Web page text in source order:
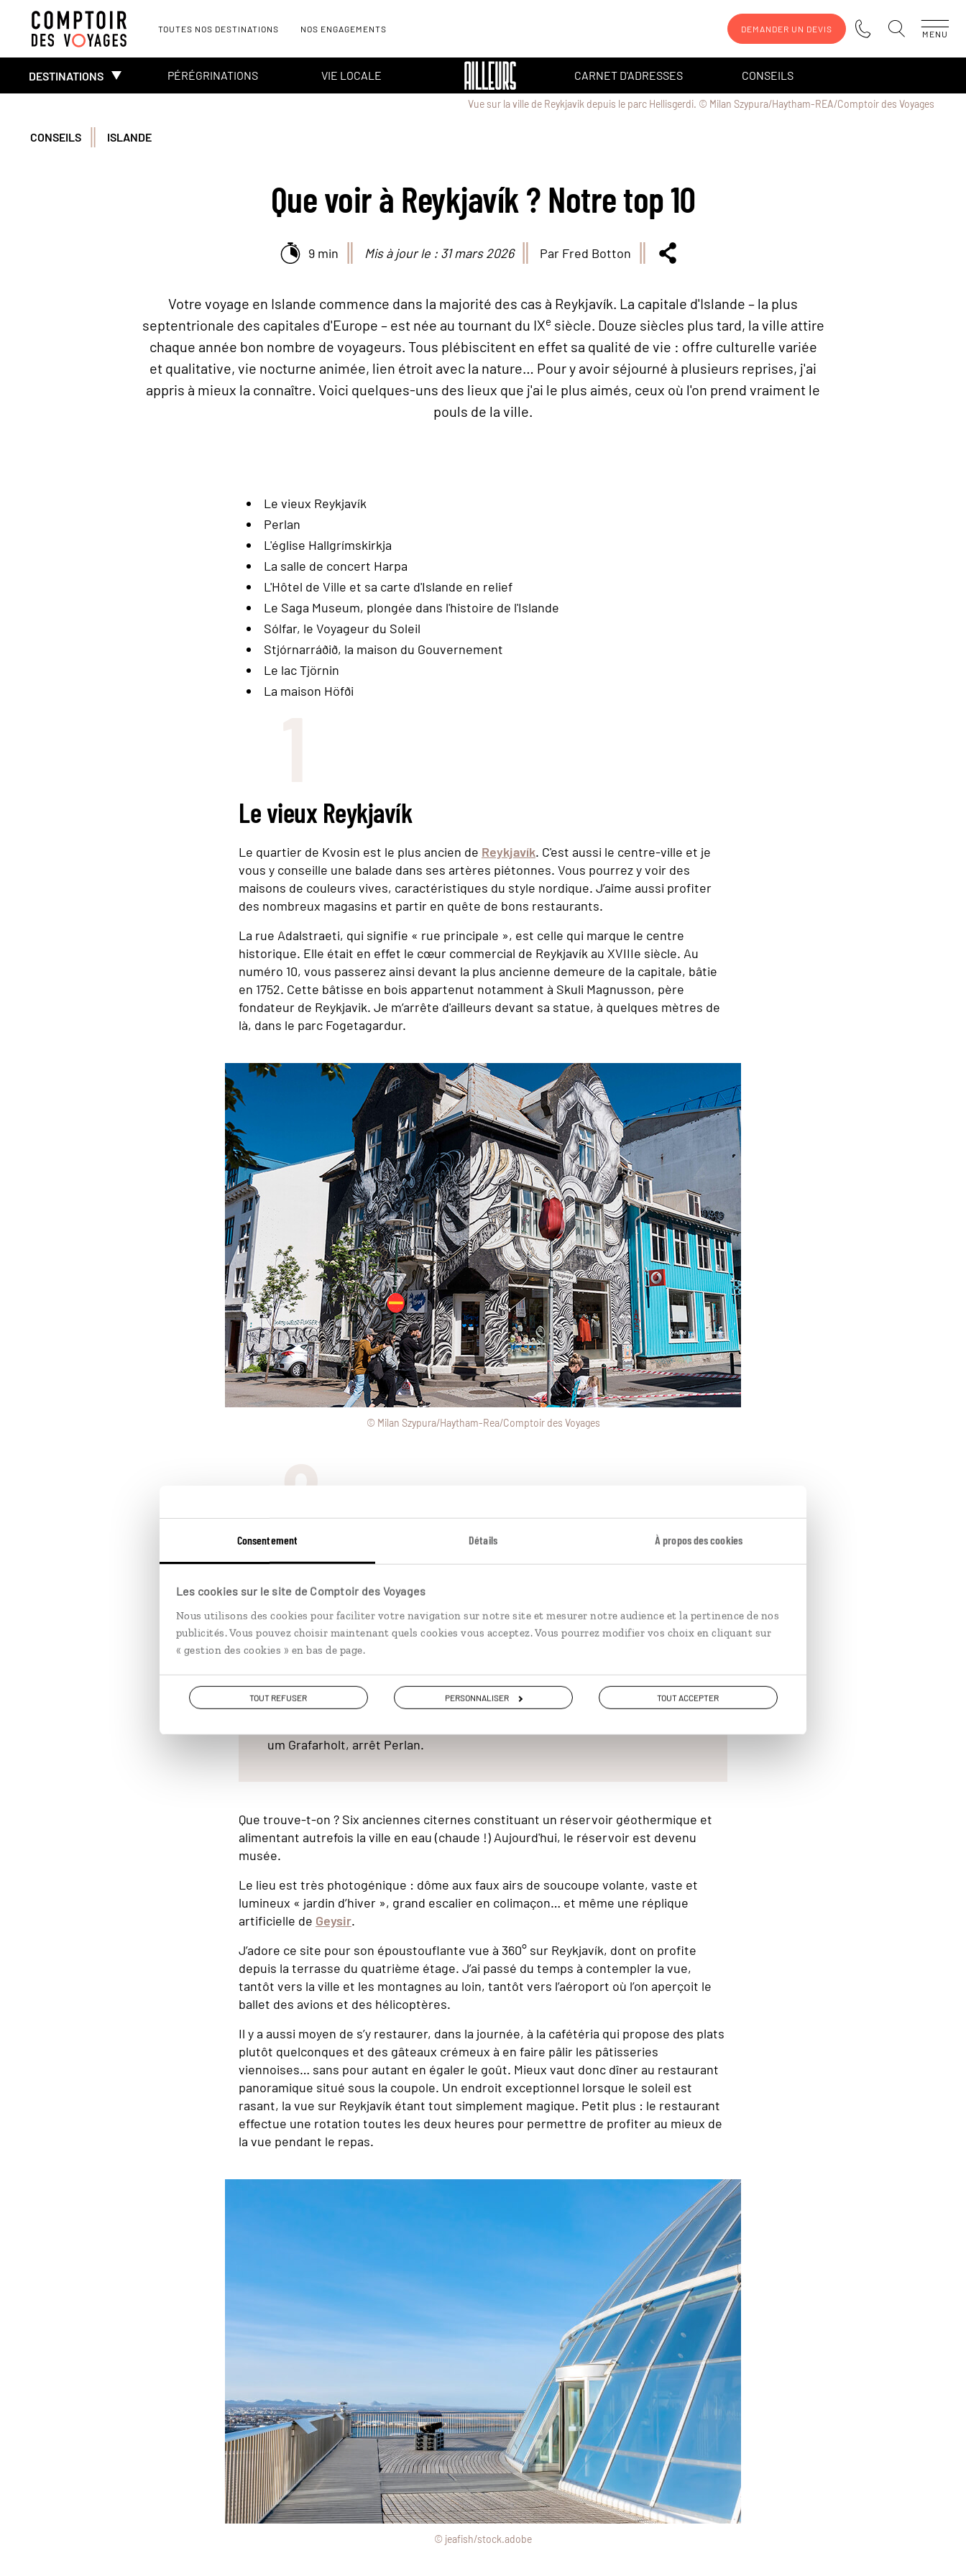
Consentement Détails À propos des cookies
Les cookies sur le site de Comptoir des Voyages
Nous utilisons des cookies pour faciliter votre navigation sur notre site et mesurer notre audience et la pertinence de nos
publicités. Vous pouvez choisir maintenant quels cookies vous acceptez. Vous pourrez modifier vos choix en cliquant sur
« gestion des cookies » en bas de page.
TOUT REFUSER PERSONNALISER TOUT ACCEPTER
TOUTES NOS DESTINATIONS NOS ENGAGEMENTS DEMANDER UN DEVIS MENU
DESTINATIONS PÉRÉGRINATIONS VIE LOCALE CARNET D'ADRESSES CONSEILS
Vue sur la ville de Reykjavik depuis le parc Hellisgerdi. © Milan Szypura/Haytham-REA/Comptoir des Voyages
CONSEILS ISLANDE
Que voir à Reykjavík ? Notre top 10
9 min Mis à jour le : 31 mars 2026 Par Fred Botton
Votre voyage en Islande commence dans la majorité des cas à Reykjavík. La capitale d'Islande – la plus
septentrionale des capitales d'Europe – est née au tournant du IXe siècle. Douze siècles plus tard, la ville attire
chaque année bon nombre de voyageurs. Tous plébiscitent en effet sa qualité de vie : offre culturelle variée
et qualitative, vie nocturne animée, lien étroit avec la nature… Pour y avoir séjourné à plusieurs reprises, j'ai
appris à mieux la connaître. Voici quelques-uns des lieux que j'ai le plus aimés, ceux où l'on prend vraiment le
pouls de la ville.
Le vieux Reykjavík
Perlan
L'église Hallgrímskirkja
La salle de concert Harpa
L'Hôtel de Ville et sa carte d'Islande en relief
Le Saga Museum, plongée dans l'histoire de l'Islande
Sólfar, le Voyageur du Soleil
Stjórnarráðið, la maison du Gouvernement
Le lac Tjörnin
La maison Höfði
Le vieux Reykjavík
Le quartier de Kvosin est le plus ancien de Reykjavík. C'est aussi le centre-ville et je
vous y conseille une balade dans ses artères piétonnes. Vous pourrez y voir des
maisons de couleurs vives, caractéristiques du style nordique. J’aime aussi profiter
des nombreux magasins et partir en quête de bons restaurants.
La rue Adalstraeti, qui signifie « rue principale », est celle qui marque le centre
historique. Elle était en effet le cœur commercial de Reykjavík au XVIIIe siècle. Au
numéro 10, vous passerez ainsi devant la plus ancienne demeure de la capitale, bâtie
en 1752. Cette bâtisse en bois appartenut notamment à Skuli Magnusson, père
fondateur de Reykjavik. Je m’arrête d'ailleurs devant sa statue, à quelques mètres de
là, dans le parc Fogetagardur.
© Milan Szypura/Haytham-Rea/Comptoir des Voyages
2
Perlan
Un peu excentré, Perlan n'en mérite pas moins un détour. Comptez 40 minutes de
marche depuis le centre-ville de Reyjavík et l'ascension d'une colline culminant à 61
mètres.
Bon à savoir
um Grafarholt, arrêt Perlan.
Que trouve-t-on ? Six anciennes citernes constituant un réservoir géothermique et
alimentant autrefois la ville en eau (chaude !) Aujourd'hui, le réservoir est devenu
musée.
Le lieu est très photogénique : dôme aux faux airs de soucoupe volante, vaste et
lumineux « jardin d’hiver », grand escalier en colimaçon… et même une réplique
artificielle de Geysir.
J’adore ce site pour son époustouflante vue à 360° sur Reykjavík, dont on profite
depuis la terrasse du quatrième étage. J’ai passé du temps à contempler la vue,
tantôt vers la ville et les montagnes au loin, tantôt vers l’aéroport où l’on aperçoit le
ballet des avions et des hélicoptères.
Il y a aussi moyen de s’y restaurer, dans la journée, à la cafétéria qui propose des plats
plutôt quelconques et des gâteaux crémeux à en faire pâlir les pâtisseries
viennoises… sans pour autant en égaler le goût. Mieux vaut donc dîner au restaurant
panoramique situé sous la coupole. Un endroit exceptionnel lorsque le soleil est
rasant, la vue sur Reykjavík étant tout simplement magique. Petit plus : le restaurant
effectue une rotation toutes les deux heures pour permettre de profiter au mieux de
la vue pendant le repas.
© jeafish/stock.adobe